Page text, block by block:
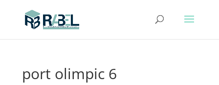
port olimpic 6